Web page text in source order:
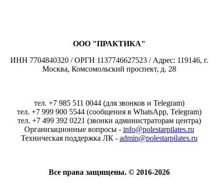
ООО "ПРАКТИКА"
ИНН 7704840320 / ОРГН 1137746627523 / Адрес: 119146, г.
Москва, Комсомольский проспект, д. 28
тел. +7 985 511 0044 (для звонков и Telegram)
тел. +7 999 900 5544 (сообщения в WhatsApp, Telegram)
тел. +7 499 392 0221 (звонки администраторам центра)
Организационные вопросы - info@polestarpilates.ru
Техническая поддержка ЛК - admin@polestarpilates.ru
Все права защищены. © 2016-2026